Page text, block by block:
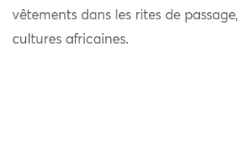
vêtements dans les rites de
cultures africaines.